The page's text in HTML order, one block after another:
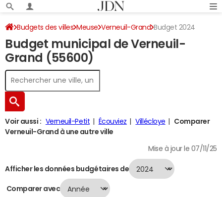
Budgets des villes Meuse Verneuil-Grand Budget 2024
Budget municipal de Verneuil-
Grand (55600)
Voir aussi : Verneuil-Petit Écouviez Villécloye
Comparer
Verneuil-Grand à une autre ville
Mise à jour le 07/11/25
Afficher les données budgétaires de
Comparer avec